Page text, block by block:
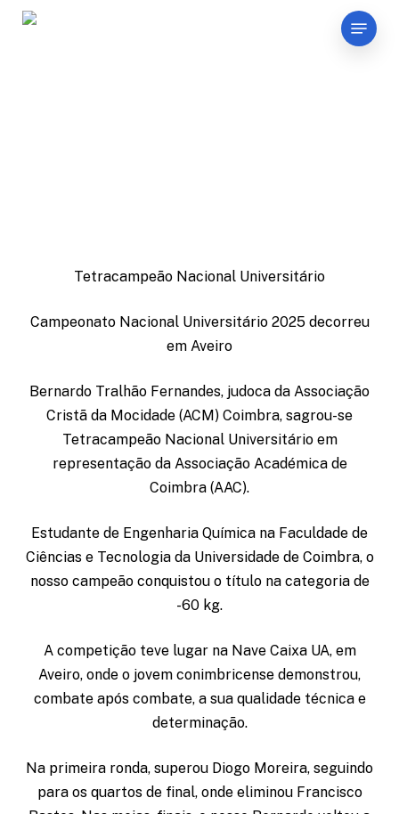
Skip
Menu
Tetracampeão Nacional Universitário
Campeonato Nacional Universitário 2025 decorreu
em Aveiro
Bernardo Tralhão Fernandes, judoca da Associação
Cristã da Mocidade (ACM) Coimbra, sagrou-se
Tetracampeão Nacional Universitário em
representação da Associação Académica de
Coimbra (AAC).
Estudante de Engenharia Química na Faculdade de
Ciências e Tecnologia da Universidade de Coimbra, o
nosso campeão conquistou o título na categoria de
-60 kg.
A competição teve lugar na Nave Caixa UA, em
Aveiro, onde o jovem conimbricense demonstrou,
combate após combate, a sua qualidade técnica e
determinação.
Na primeira ronda, superou Diogo Moreira, seguindo
para os quartos de final, onde eliminou Francisco